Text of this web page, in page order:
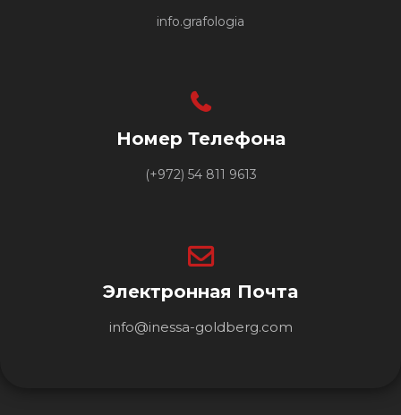
info.grafologia
Номер Телефона
(+972) 54 811 9613
Электронная Почта
info@inessa-goldberg.com